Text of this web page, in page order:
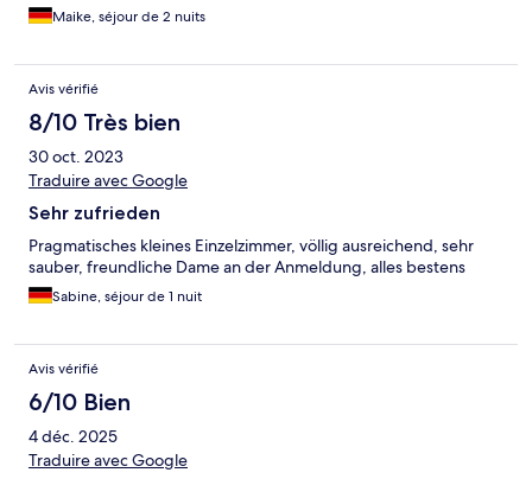
Maike, séjour de 2 nuits
Avis vérifié
8/10 Très bien
30 oct. 2023
Traduire avec Google
Sehr zufrieden
Pragmatisches kleines Einzelzimmer, völlig ausreichend, sehr
sauber, freundliche Dame an der Anmeldung, alles bestens
Sabine, séjour de 1 nuit
Avis vérifié
6/10 Bien
4 déc. 2025
Traduire avec Google